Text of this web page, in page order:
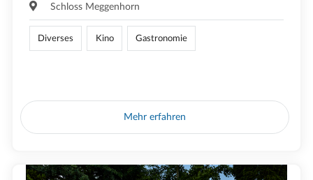
Schloss Meggenhorn
Diverses Kino Gastronomie
Mehr erfahren